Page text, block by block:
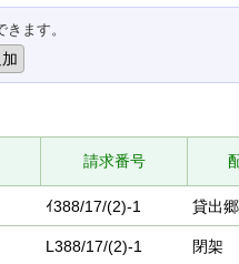
ます。
請求番号
ｲ388/17/(2)-1 貸出
L388/17/(2)-1 閉架